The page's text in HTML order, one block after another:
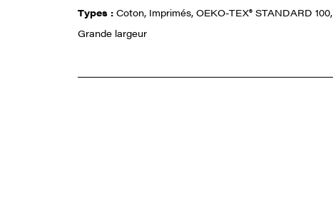
Types :Coton, Imprimés, OEKO-TEX® STANDARD 100,
Grande largeur